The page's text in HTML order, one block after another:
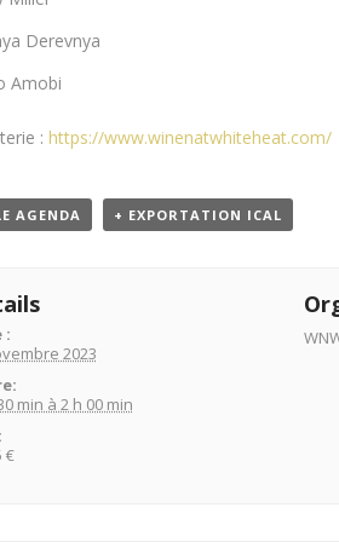
Derevnya
Amobi
: https://www.winenatwhiteheat.com/
AGENDA + EXPORTATION ICAL
:
2023
min à 2 h 00 min
€